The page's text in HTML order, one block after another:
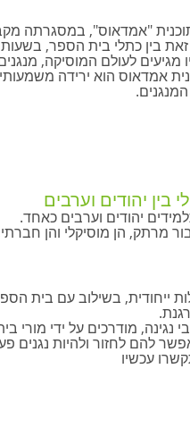
"אמדאוס", במסגרתה
בין כתלי בית הספר, בשעות
מגיעים לעולם המוסיקה,
אמדאוס הוא ירידה
בין יהודים וערבים
יהודים וערבים כאחד.
מרתק, הן מוסיקלי והן
ייחודית, בשילוב עם בית
נגינה, מודרכים על ידי
להם לחזור ולהיות נגנים
עכשיו